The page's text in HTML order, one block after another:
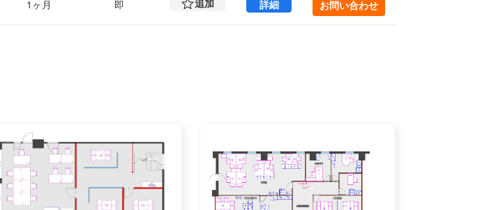
1ヶ月 即 追加 詳細小豆沢ローズハイム 314 (69.92㎡) ｜板橋区 の
お問い合わせ